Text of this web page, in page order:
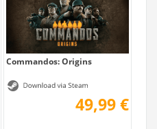
Commandos: Origins
49,99 €